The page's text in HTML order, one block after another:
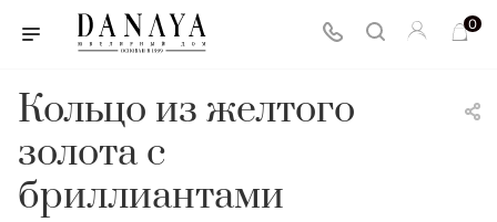
0
Кольцо из желтого
золота с
бриллиантами